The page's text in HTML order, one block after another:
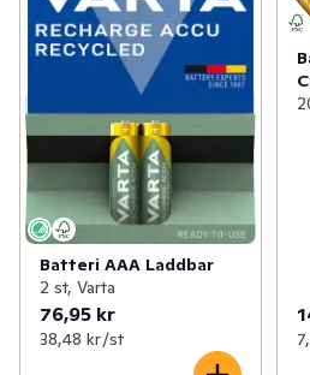
Batteri AAA Laddbar
2 st, Varta
76,95 kr
38,48 kr /st